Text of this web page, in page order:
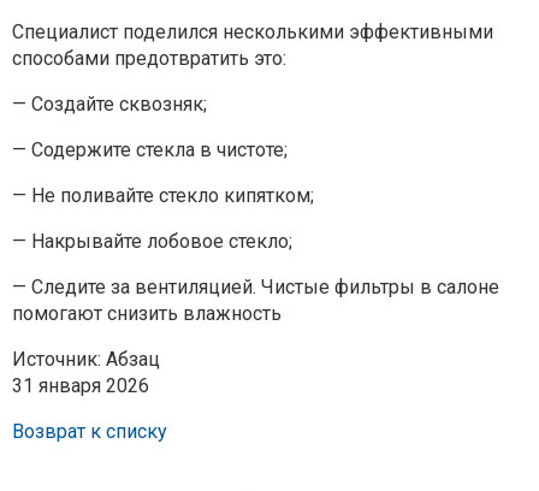
Специалист поделился несколькими эффективными
способами предотвратить это:
— Создайте сквозняк;
— Содержите стекла в чистоте;
— Не поливайте стекло кипятком;
— Накрывайте лобовое стекло;
— Следите за вентиляцией. Чистые фильтры в салоне
помогают снизить влажность
Источник: Абзац
31 января 2026
Возврат к списку